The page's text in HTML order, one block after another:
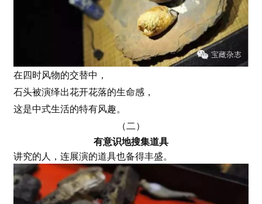
在四时风物的交替中，
石头被演绎出花开花落的生命感，
这是中式生活的特有风趣。
（二）
有意识地搜集道具
讲究的人，连展演的道具也备得丰盛。